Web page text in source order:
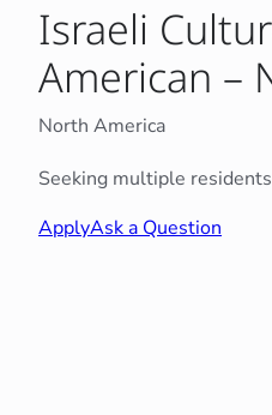
Israeli
American –
North America
Seeking multiple
ApplyAsk a Question